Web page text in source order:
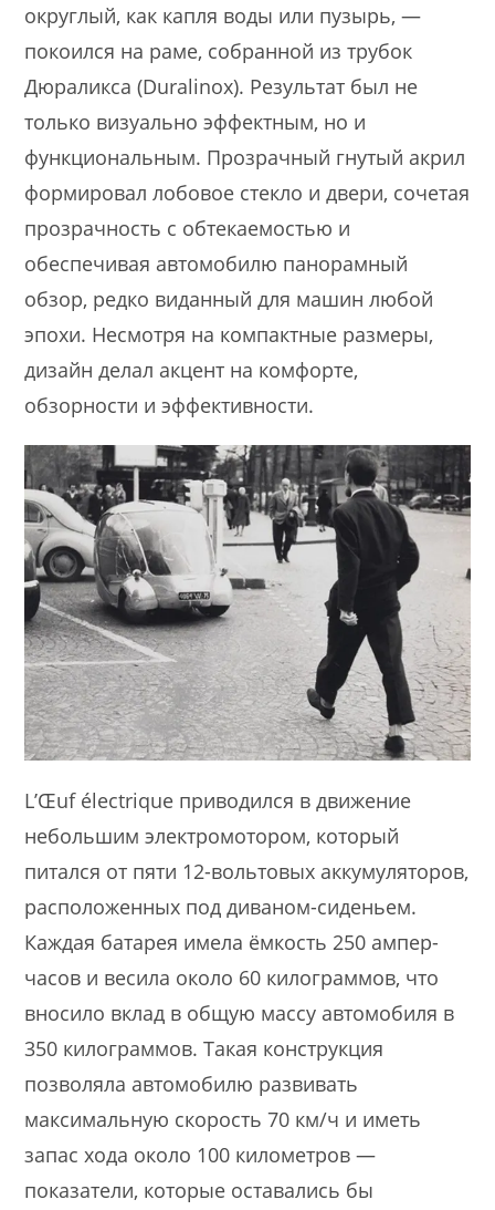
округлый, как капля воды или пузырь, —
покоился на раме, собранной из трубок
Дюраликса (Duralinox). Результат был не
только визуально эффектным, но и
функциональным. Прозрачный гнутый акрил
формировал лобовое стекло и двери, сочетая
прозрачность с обтекаемостью и
обеспечивая автомобилю панорамный
обзор, редко виданный для машин любой
эпохи. Несмотря на компактные размеры,
дизайн делал акцент на комфорте,
обзорности и эффективности.
L’Œuf électrique приводился в движение
небольшим электромотором, который
питался от пяти 12-вольтовых аккумуляторов,
расположенных под диваном-сиденьем.
Каждая батарея имела ёмкость 250 ампер-
часов и весила около 60 килограммов, что
вносило вклад в общую массу автомобиля в
350 килограммов. Такая конструкция
позволяла автомобилю развивать
максимальную скорость 70 км/ч и иметь
запас хода около 100 километров —
показатели, которые оставались бы